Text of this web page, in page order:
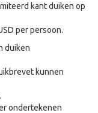
kant duiken op
per persoon.
duiken
kunnen
ondertekenen